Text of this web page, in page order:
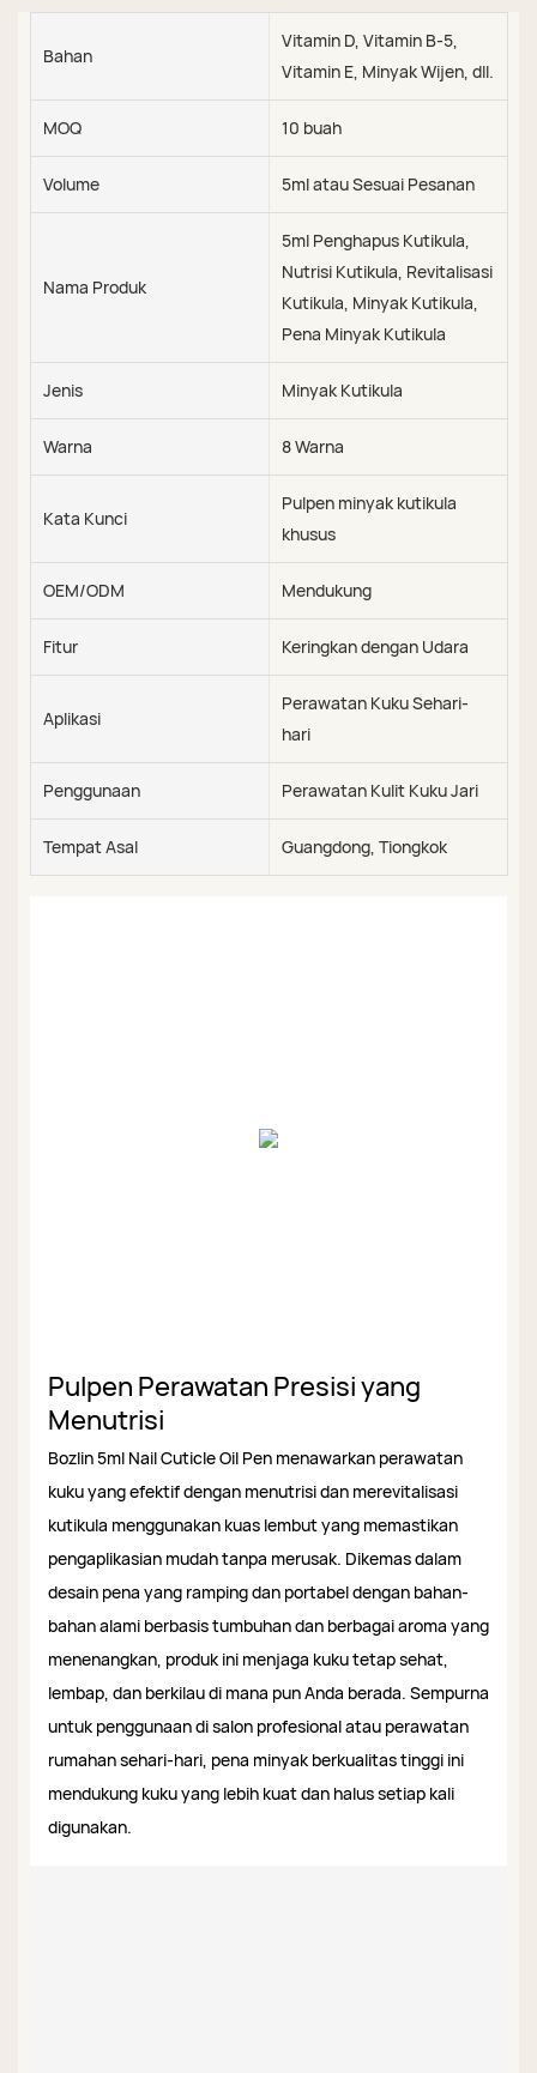
Bahan
Vitamin D, Vitamin B-5,
Vitamin E, Minyak Wijen, dll.
MOQ 10 buah
Volume 5ml atau Sesuai Pesanan
Nama Produk
5ml Penghapus Kutikula,
Nutrisi Kutikula, Revitalisasi
Kutikula, Minyak Kutikula,
Pena Minyak Kutikula
Jenis Minyak Kutikula
Warna 8 Warna
Kata Kunci
Pulpen minyak kutikula
khusus
OEM/ODM Mendukung
Fitur Keringkan dengan Udara
Aplikasi
Perawatan Kuku Sehari-
hari
Penggunaan Perawatan Kulit Kuku Jari
Tempat Asal Guangdong, Tiongkok
Pulpen Perawatan Presisi yang
Menutrisi
Bozlin 5ml Nail Cuticle Oil Pen menawarkan perawatan
kuku yang efektif dengan menutrisi dan merevitalisasi
kutikula menggunakan kuas lembut yang memastikan
pengaplikasian mudah tanpa merusak. Dikemas dalam
desain pena yang ramping dan portabel dengan bahan-
bahan alami berbasis tumbuhan dan berbagai aroma yang
menenangkan, produk ini menjaga kuku tetap sehat,
lembap, dan berkilau di mana pun Anda berada. Sempurna
untuk penggunaan di salon profesional atau perawatan
rumahan sehari-hari, pena minyak berkualitas tinggi ini
mendukung kuku yang lebih kuat dan halus setiap kali
digunakan.